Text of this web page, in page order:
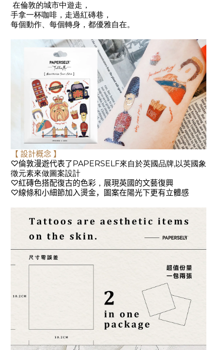
在倫敦的城市中遊走，
手拿一杯咖啡，走過紅磚巷，
每個動作、每個轉身，都優雅自在。
【 設計概念 】
♡倫敦漫遊代表了 PAPERSELF來自於英國品牌,以英國象
徵元素來做圖案設計
♡紅磚色搭配復古的色彩 ， 展現英國的文藝復興
♡線條和小細節加入燙金，圖案在陽光下更有立體感